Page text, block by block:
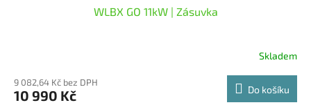
WLBX GO 11kW | Zásuvka
Skladem
9 082,64 Kč bez DPH
10 990 Kč Do košíku